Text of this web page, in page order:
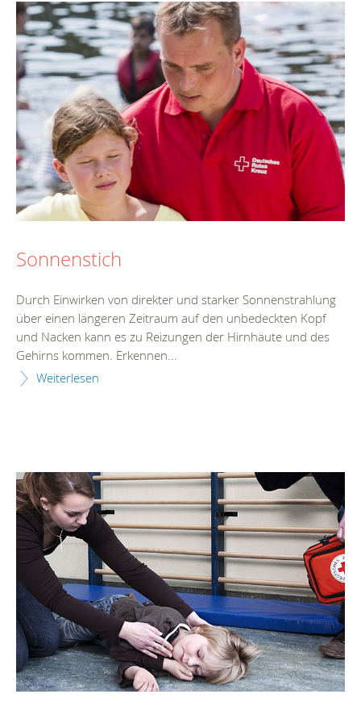
Sonnenstich
Durch Einwirken von direkter und starker Sonnenstrahlung
über einen längeren Zeitraum auf den unbedeckten Kopf
und Nacken kann es zu Reizungen der Hirnhäute und des
Gehirns kommen. Erkennen...
Weiterlesen